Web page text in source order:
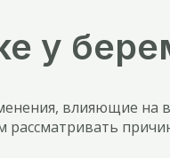
у
влияющие